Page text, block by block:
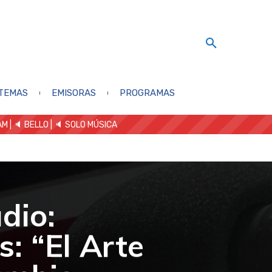
EMISORAS PROGRAMAS
| 🔈 BELLO 🔈 SOLO MÚSICA
“El Arte